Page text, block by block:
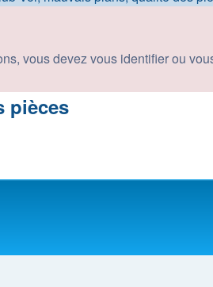
vous devez vous identifier ou
pièces